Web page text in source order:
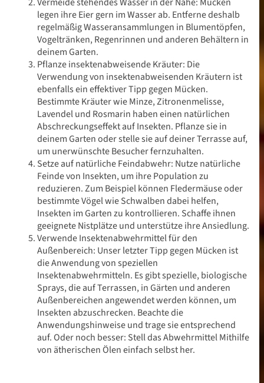
Ökologisch wohnen
15 Tipps gegen Mücken –
den Sommer in vollen
Zügen genießen
legen ihre Eier gern im Wasser ab. Entferne deshalb
regelmäßig Wasseransammlungen in Blumentöpfen,
Vogeltränken, Regenrinnen und anderen Behältern in
deinem Garten.
Pflanze insektenabweisende Kräuter: Die
Verwendung von insektenabweisenden Kräutern ist
ebenfalls ein effektiver Tipp gegen Mücken.
Bestimmte Kräuter wie Minze, Zitronenmelisse,
Lavendel und Rosmarin haben einen natürlichen
Abschreckungseffekt auf Insekten. Pflanze sie in
deinem Garten oder stelle sie auf deiner Terrasse auf,
um unerwünschte Besucher fernzuhalten.
Setze auf natürliche Feindabwehr: Nutze natürliche
Feinde von Insekten, um ihre Population zu
reduzieren. Zum Beispiel können Fledermäuse oder
bestimmte Vögel wie Schwalben dabei helfen,
Insekten im Garten zu kontrollieren. Schaffe ihnen
geeignete Nistplätze und unterstütze ihre Ansiedlung.
Verwende Insektenabwehrmittel für den
Außenbereich: Unser letzter Tipp gegen Mücken ist
die Anwendung von speziellen
Insektenabwehrmitteln. Es gibt spezielle, biologische
Sprays, die auf Terrassen, in Gärten und anderen
Außenbereichen angewendet werden können, um
Insekten abzuschrecken. Beachte die
Anwendungshinweise und trage sie entsprechend
auf. Oder noch besser: Stell das Abwehrmittel Mithilfe
von ätherischen Ölen einfach selbst her.